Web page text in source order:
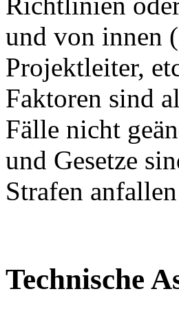
und von innen
Projektleiter,
Faktoren sind
Fälle nicht
und Gesetze
Strafen
Technische